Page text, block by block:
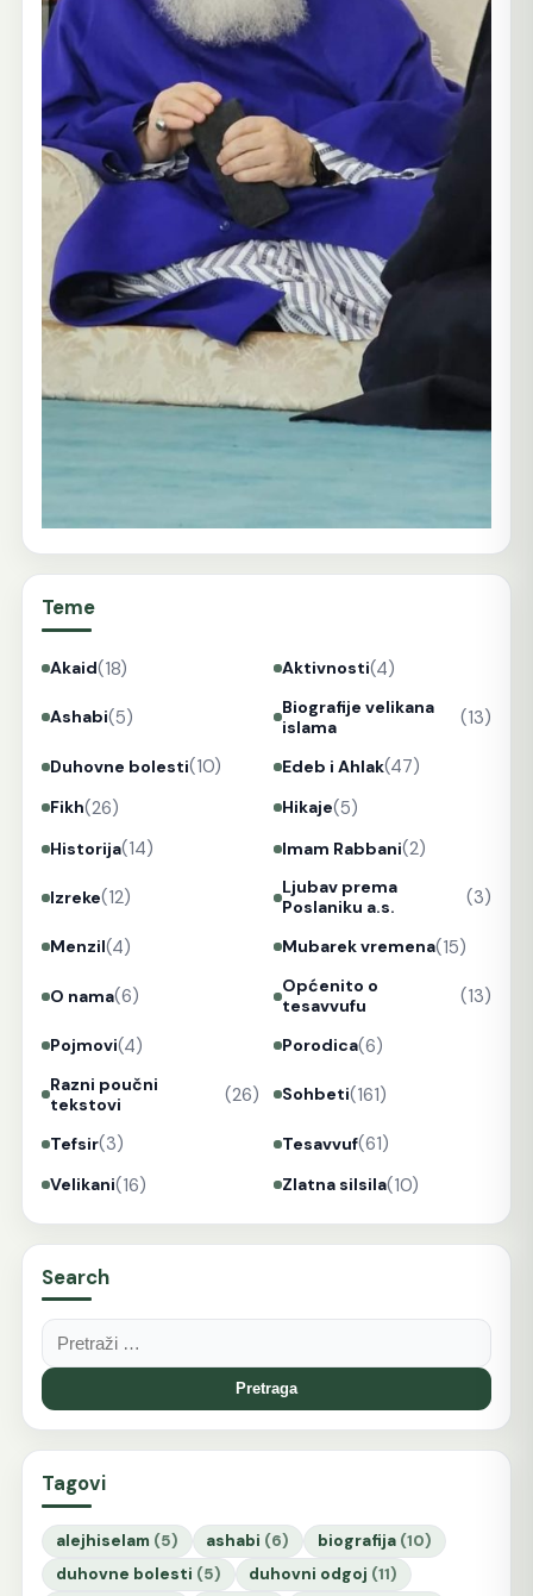
Teme
Akaid(18) Aktivnosti(4)
Ashabi(5)
Biografije velikana
islama
(13)
Duhovne bolesti(10) Edeb i Ahlak(47)
Fikh(26) Hikaje(5)
Historija(14) Imam Rabbani(2)
Izreke(12)
Ljubav prema
Poslaniku a.s.
(3)
Menzil(4) Mubarek vremena(15)
O nama(6)
Općenito o
tesavvufu
(13)
Pojmovi(4) Porodica(6)
Razni poučni
tekstovi
(26) Sohbeti(161)
Tefsir(3) Tesavvuf(61)
Velikani(16) Zlatna silsila(10)
Search
Pretraga:
Tagovi
alejhiselam (5) ashabi (6) biografija (10)
duhovne bolesti (5) duhovni odgoj (11)